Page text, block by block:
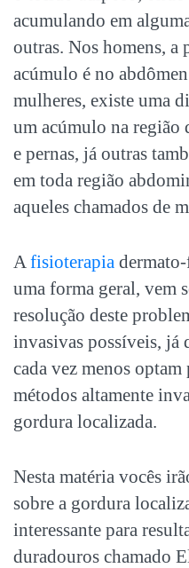
acumulando em
outras. Nos homens, a
acúmulo é no
mulheres, existe uma
um acúmulo na região
e pernas, já outras
em toda região
aqueles chamados de
A fisioterapia
uma forma geral, vem
resolução deste
invasivas possíveis, já
cada vez menos
métodos altamente
gordura localizada.
Nesta matéria vocês
sobre a gordura
interessante para
duradouros chamado